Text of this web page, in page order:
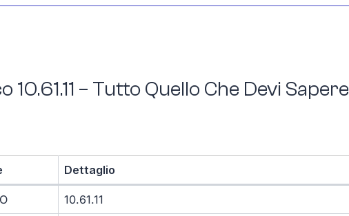
10.61.11 – Tutto Quello Che Devi Sapere
Dettaglio
10.61.11